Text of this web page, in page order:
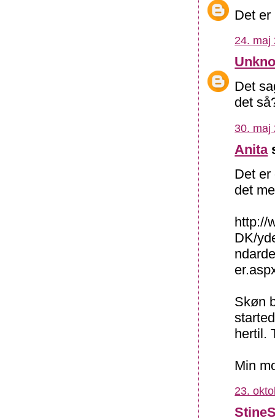
Det er
24. maj
Det
det
30. maj
Anita
Det er
det
http://
DK/
Skøn
hertil.
Min
23.